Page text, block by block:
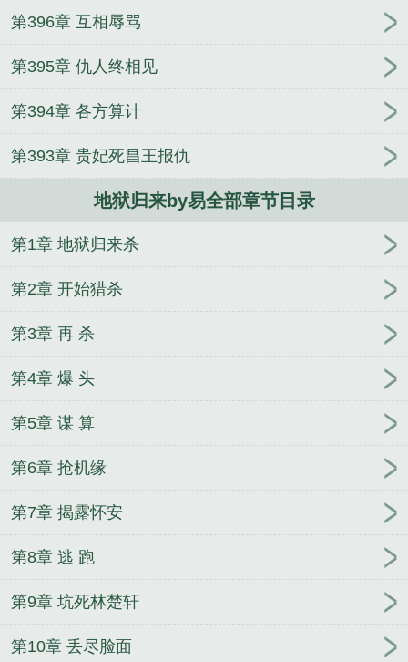
文免费阅读
地狱归来当保镖全文免费阅读
地狱归来
在都市
地狱归来易炸
第396章 互相辱骂
第395章 仇人终相见
第394章 各方算计
第393章 贵妃死昌王报仇
地狱归来by易全部章节目录
第1章 地狱归来杀
第2章 开始猎杀
第3章 再 杀
第4章 爆 头
第5章 谋 算
第6章 抢机缘
第7章 揭露怀安
第8章 逃 跑
第9章 坑死林楚轩
第10章 丢尽脸面